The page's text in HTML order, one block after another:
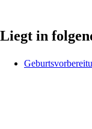
Liegt in